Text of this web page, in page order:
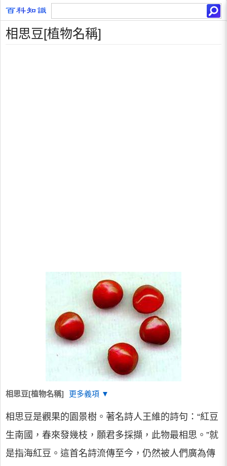
相思豆[植物名稱]
相思豆[植物名稱] 更多義項 ▼
相思豆是觀果的園景樹。著名詩人王維的詩句：“紅豆
生南國，春來發幾枝，願君多採擷，此物最相思。”就
是指海紅豆。這首名詩流傳至今，仍然被人們廣為傳